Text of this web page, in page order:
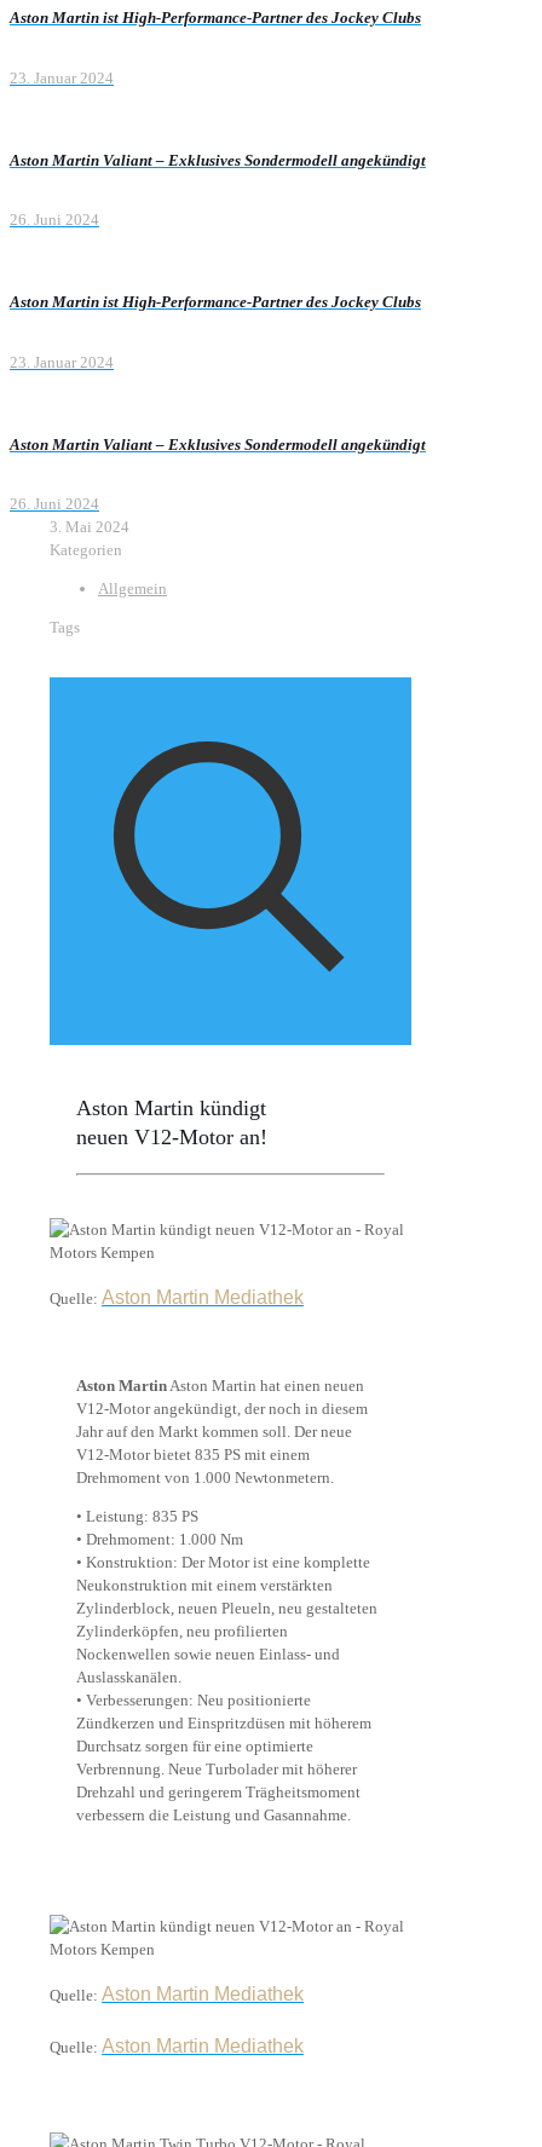
Aston Martin ist High-Performance-Partner des Jockey Clubs
23. Januar 2024
Aston Martin Valiant – Exklusives Sondermodell angekündigt
26. Juni 2024
Aston Martin ist High-Performance-Partner des Jockey Clubs
23. Januar 2024
Aston Martin Valiant – Exklusives Sondermodell angekündigt
26. Juni 2024
3. Mai 2024
Kategorien
Allgemein
Tags
Aston Martin kündigt
neuen V12-Motor an!
Quelle: Aston Martin Mediathek
Aston MartinAston Martin hat einen neuen
V12-Motor angekündigt, der noch in diesem
Jahr auf den Markt kommen soll. Der neue
V12-Motor bietet 835 PS mit einem
Drehmoment von 1.000 Newtonmetern.
• Leistung: 835 PS
• Drehmoment: 1.000 Nm
• Konstruktion: Der Motor ist eine komplette
Neukonstruktion mit einem verstärkten
Zylinderblock, neuen Pleueln, neu gestalteten
Zylinderköpfen, neu profilierten
Nockenwellen sowie neuen Einlass- und
Auslasskanälen.
• Verbesserungen: Neu positionierte
Zündkerzen und Einspritzdüsen mit höherem
Durchsatz sorgen für eine optimierte
Verbrennung. Neue Turbolader mit höherer
Drehzahl und geringerem Trägheitsmoment
verbessern die Leistung und Gasannahme.
Quelle: Aston Martin Mediathek
Quelle: Aston Martin Mediathek